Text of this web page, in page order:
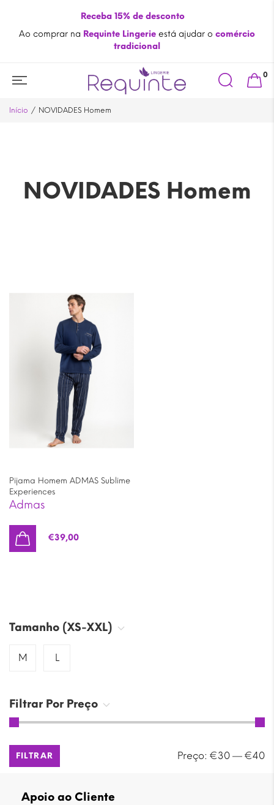
Receba 15% de desconto
Ao comprar na Requinte Lingerie está ajudar o comércio
tradicional
Search
for:
0
Início NOVIDADES Homem
NOVIDADES Homem
Pijama Homem ADMAS Sublime
Experiences
Admas
€39,00
Tamanho (XS-XXL)
M L
Filtrar Por Preço
Preço
Preço
FILTRAR Preço: €30 — €40
Apoio ao Cliente